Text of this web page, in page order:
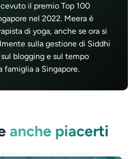
il premio Top 100
nel 2022. Meera è
di yoga, anche se ora si
sulla gestione di Siddhi
blogging e sul tempo
famiglia a Singapore.
anche piacerti